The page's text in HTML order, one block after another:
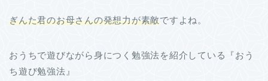
ぎんた君のお母さんの発想力が素敵ですよね。
おうちで遊びながら身につく勉強法を紹介している『おう
ち遊び勉強法』